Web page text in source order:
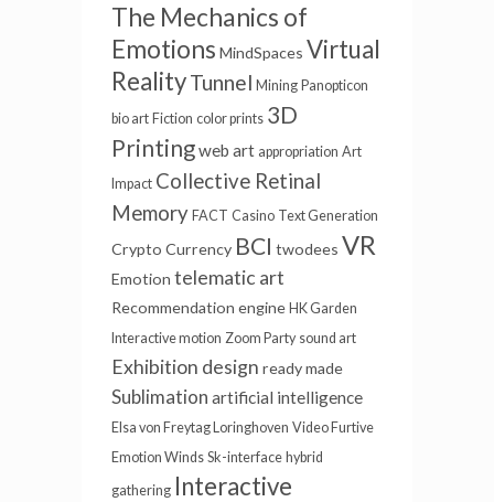
The Mechanics of
Emotions MindSpaces Virtual
RealityTunnel Mining Panopticon
bio art Fiction color prints 3D
Printingweb art appropriation Art
Impact Collective Retinal
Memory FACT Casino Text Generation
Crypto Currency BCI twodees VR
Emotion telematic art
Recommendation engine HK Garden
Interactive motion Zoom Party sound art
Exhibition design ready made
Sublimation artificial intelligence
Elsa von Freytag Loringhoven Video Furtive
Emotion Winds Sk-interface hybrid
gathering Interactive